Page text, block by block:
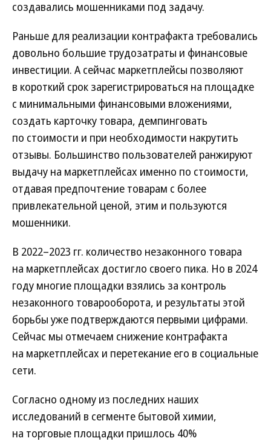
создавались мошенниками под задачу.
Раньше для реализации контрафакта требовались
довольно большие трудозатраты и финансовые
инвестиции. А сейчас маркетплейсы позволяют
в короткий срок зарегистрироваться на площадке
с минимальными финансовыми вложениями,
создать карточку товара, демпинговать
по стоимости и при необходимости накрутить
отзывы. Большинство пользователей ранжируют
выдачу на маркетплейсах именно по стоимости,
отдавая предпочтение товарам с более
привлекательной ценой, этим и пользуются
мошенники.
В 2022–2023 гг. количество незаконного товара
на маркетплейсах достигло своего пика. Но в 2024
году многие площадки взялись за контроль
незаконного товарооборота, и результаты этой
борьбы уже подтверждаются первыми цифрами.
Сейчас мы отмечаем снижение контрафакта
на маркетплейсах и перетекание его в социальные
сети.
Согласно одному из последних наших
исследований в сегменте бытовой химии,
на торговые площадки пришлось 40%